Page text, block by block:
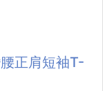
是這款👇👇👇
入🍫
正肩短袖T-